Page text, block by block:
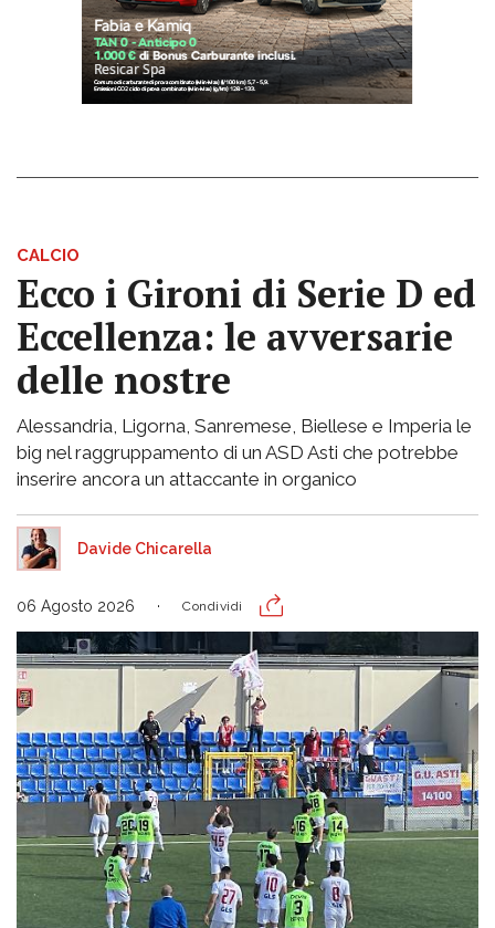
CALCIO
Ecco i Gironi di Serie D ed
Eccellenza: le avversarie
delle nostre
Alessandria, Ligorna, Sanremese, Biellese e Imperia le
big nel raggruppamento di un ASD Asti che potrebbe
inserire ancora un attaccante in organico
Davide Chicarella
06 Agosto 2026 Condividi